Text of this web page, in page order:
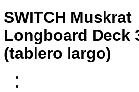
SWITCH Muskrat
Longboard Deck
(tablero largo)